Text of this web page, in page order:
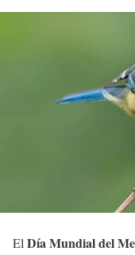
El Día Mundial del